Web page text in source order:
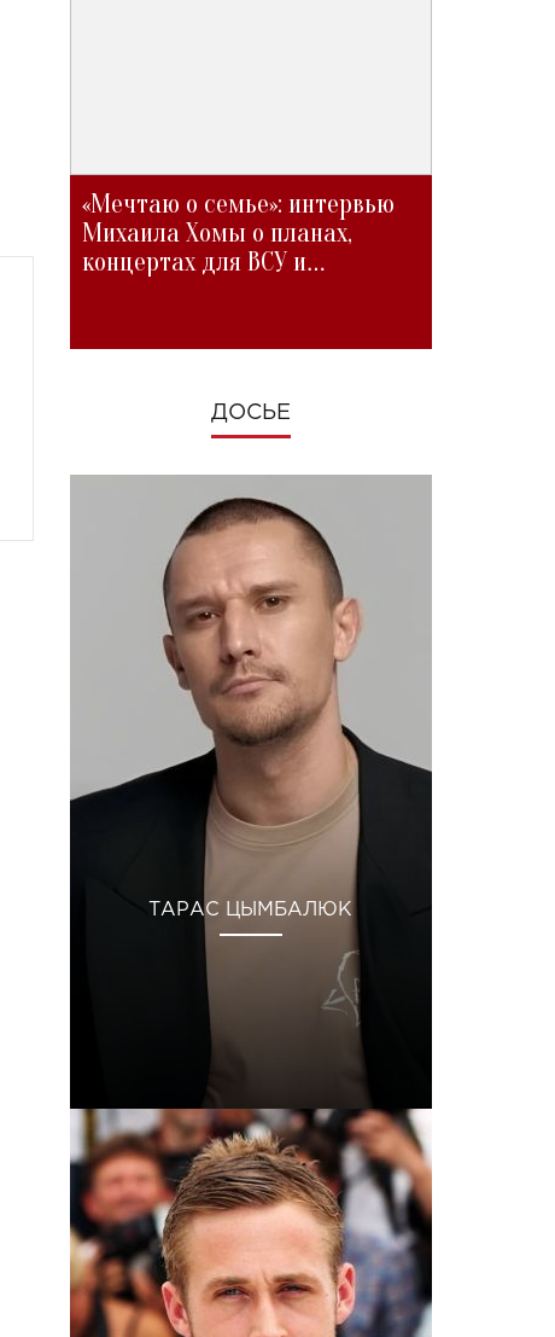
«Мечтаю о семье»: интервью
Михаила Хомы о планах,
концертах для ВСУ и
ДОСЬЕ
ТАРАС ЦЫМБАЛЮК